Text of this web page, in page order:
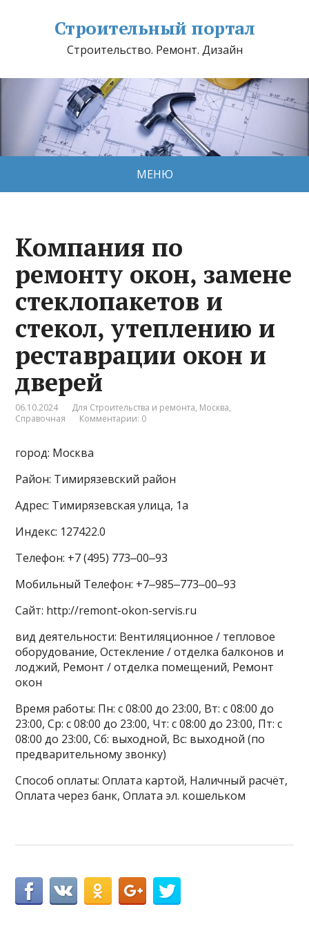
Строительный портал
Строительство. Ремонт. Дизайн
МЕНЮ
Компания по
ремонту окон, замене
стеклопакетов и
стекол, утеплению и
реставрации окон и
дверей
06.10.2024 Для Строительства и ремонта, Москва,
Справочная
Комментарии: 0
город: Москва
Район: Тимирязевский район
Адрес: Тимирязевская улица, 1а
Индекс: 127422.0
Телефон: +7 (495) 773‒00‒93
Мобильный Телефон: +7‒985‒773‒00‒93
Сайт: http://remont-okon-servis.ru
вид деятельности: Вентиляционное / тепловое
оборудование, Остекление / отделка балконов и
лоджий, Ремонт / отделка помещений, Ремонт
окон
Время работы: Пн: с 08:00 до 23:00, Вт: с 08:00 до
23:00, Ср: с 08:00 до 23:00, Чт: с 08:00 до 23:00, Пт: с
08:00 до 23:00, Сб: выходной, Вс: выходной (по
предварительному звонку)
Способ оплаты: Оплата картой, Наличный расчёт,
Оплата через банк, Оплата эл. кошельком